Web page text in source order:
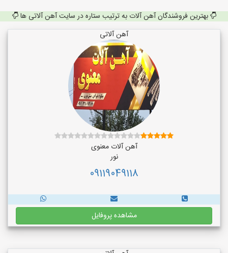
بهترین فروشندگان آهن آلات به ترتیب ستاره در سایت آهن آلاتی ها
آهن آلاتی
آهن آلات معنوی
نور
09119049118
مشاهده پروفایل